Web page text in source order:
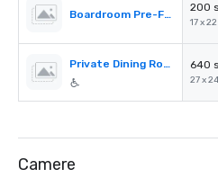
Boardroom Pre-Function
200
17 x
Private Dining Room 640
27 x
Camere